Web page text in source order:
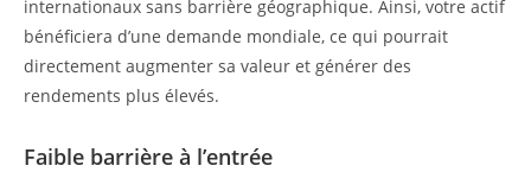
internationaux sans barrière géographique. Ainsi, votre actif
bénéficiera d’une demande mondiale, ce qui pourrait
directement augmenter sa valeur et générer des
rendements plus élevés.
Faible barrière à l’entrée